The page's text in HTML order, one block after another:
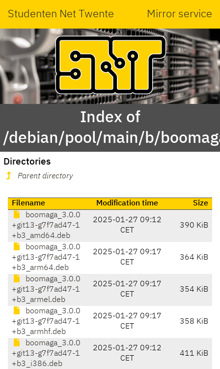
Studenten Net Twente Mirror service
Index of
/debian/pool/main/b/
Directories
Parent directory
Filename Modification time
Size
boomaga_3.0.0
+git13-g7f7ad47-1
+b3_amd64.deb
2025-01-27 09:12
CET
390 KiB
boomaga_3.0.0
+git13-g7f7ad47-1
+b3_arm64.deb
2025-01-27 09:17
CET
364 KiB
boomaga_3.0.0
+git13-g7f7ad47-1
+b3_armel.deb
2025-01-27 09:17
CET
354 KiB
boomaga_3.0.0
+git13-g7f7ad47-1
+b3_armhf.deb
2025-01-27 09:17
CET
358 KiB
boomaga_3.0.0
+git13-g7f7ad47-1
+b3_i386.deb
2025-01-27 09:12
CET
411 KiB